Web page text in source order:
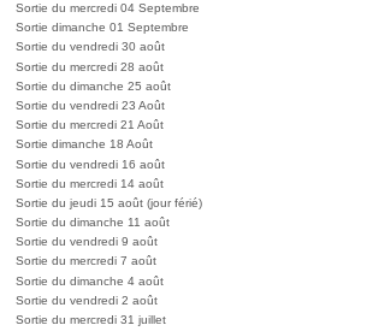
Sortie du mercredi 04 Septembre
Sortie dimanche 01 Septembre
Sortie du vendredi 30 août
Sortie du mercredi 28 août
Sortie du dimanche 25 août
Sortie du vendredi 23 Août
Sortie du mercredi 21 Août
Sortie dimanche 18 Août
Sortie du vendredi 16 août
Sortie du mercredi 14 août
Sortie du jeudi 15 août (jour férié)
Sortie du dimanche 11 août
Sortie du vendredi 9 août
Sortie du mercredi 7 août
Sortie du dimanche 4 août
Sortie du vendredi 2 août
Sortie du mercredi 31 juillet